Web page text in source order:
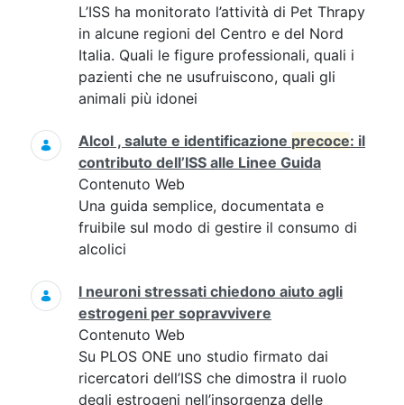
L’ISS ha monitorato l’attività di Pet Thrapy
in alcune regioni del Centro e del Nord
Italia. Quali le figure professionali, quali i
pazienti che ne usufruiscono, quali gli
animali più idonei
Alcol , salute e identificazione precoce: il
contributo dell’ISS alle Linee Guida
Contenuto Web
Una guida semplice, documentata e
fruibile sul modo di gestire il consumo di
alcolici
I neuroni stressati chiedono aiuto agli
estrogeni per sopravvivere
Contenuto Web
Su PLOS ONE uno studio firmato dai
ricercatori dell’ISS che dimostra il ruolo
degli estrogeni nell’insorgenza delle